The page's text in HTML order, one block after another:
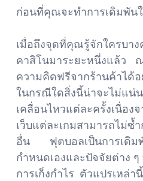
ก่อนที่คุณจะทำการเดิมพัน
เมื่อถึงจุดที่คุณรู้จักใครบาง
คาสิโนมาระยะหนึ่งแล้ว
ความคิดฟรีจากร้านค้าได้
ในกรณีใดสิ่งนี้น่าจะไม่แน่
เคลื่อนไหวแต่ละครั้งเนื่อง
เว็บแต่ละเกมสามารถไม่ซ้
อื่น ฟุตบอลเป็นการเดิม
กำหนดเองและปัจจัยต่าง
การเก็งกำไร ตัวแปรเหล่